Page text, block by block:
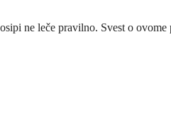
ne leče pravilno. Svest o ovome